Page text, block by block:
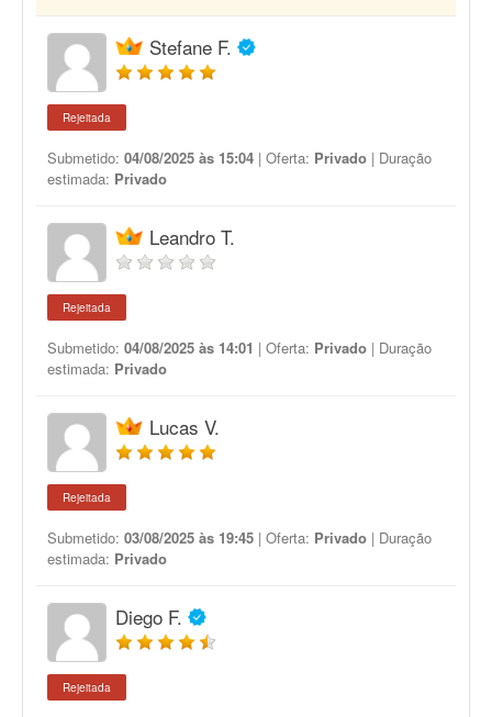
Stefane F.
Rejeitada
Submetido: 04/08/2025 às 15:04 | Oferta: Privado | Duração
estimada: Privado
Leandro T.
Rejeitada
Submetido: 04/08/2025 às 14:01 | Oferta: Privado | Duração
estimada: Privado
Lucas V.
Rejeitada
Submetido: 03/08/2025 às 19:45 | Oferta: Privado | Duração
estimada: Privado
Diego F.
Rejeitada